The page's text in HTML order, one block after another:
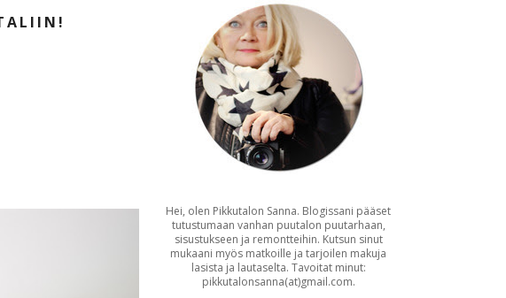
Hei, olen Pikkutalon Sanna. Blogissani pääset
tutustumaan vanhan puutalon puutarhaan,
sisustukseen ja remontteihin. Kutsun sinut
mukaani myös matkoille ja tarjoilen makuja
lasista ja lautaselta. Tavoitat minut:
pikkutalonsanna(at)gmail.com.